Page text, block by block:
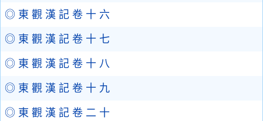
◎ 東 觀 漢 記 卷 十 六
◎ 東 觀 漢 記 卷 十 七
◎ 東 觀 漢 記 卷 十 八
◎ 東 觀 漢 記 卷 十 九
◎ 東 觀 漢 記 卷 二 十